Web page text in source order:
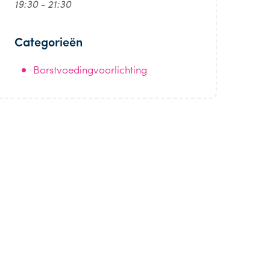
19:30 - 21:30
Categorieën
Borstvoedingvoorlichting